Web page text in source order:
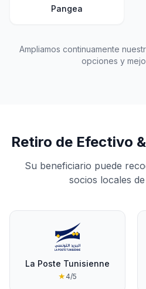
Pangea
Ampliamos continuamente
opciones y
Retiro de Efectivo
Su beneficiario puede
socios locales
La Poste Tunisienne
★ 4/5